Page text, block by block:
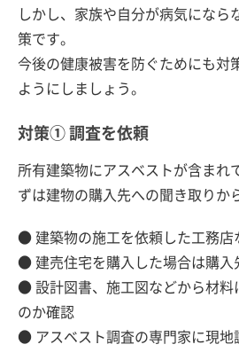
しかし、家族や自分が病気になら
策です。
今後の健康被害を防ぐためにも対
ようにしましょう。
対策① 調査を依頼
所有建築物にアスベストが含まれ
ずは建物の購入先への聞き取りか
● 建築物の施工を依頼した工務店
● 建売住宅を購入した場合は購入
● 設計図書、施工図などから材料
のか確認
● アスベスト調査の専門家に現地